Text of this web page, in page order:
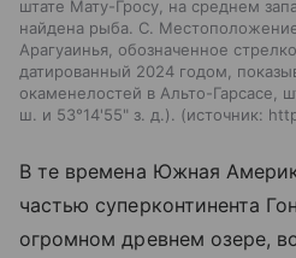
штате Мату-Гросу, на среднем
найдена рыба. C.
Арагуаинья, обозначенное
датированный 2024 годом,
окаменелостей в Альто-Гарсасе,
ш. и 53°14'55" з. д.).
источник:
В те времена Южная
частью суперконтинента
огромном древнем озере,